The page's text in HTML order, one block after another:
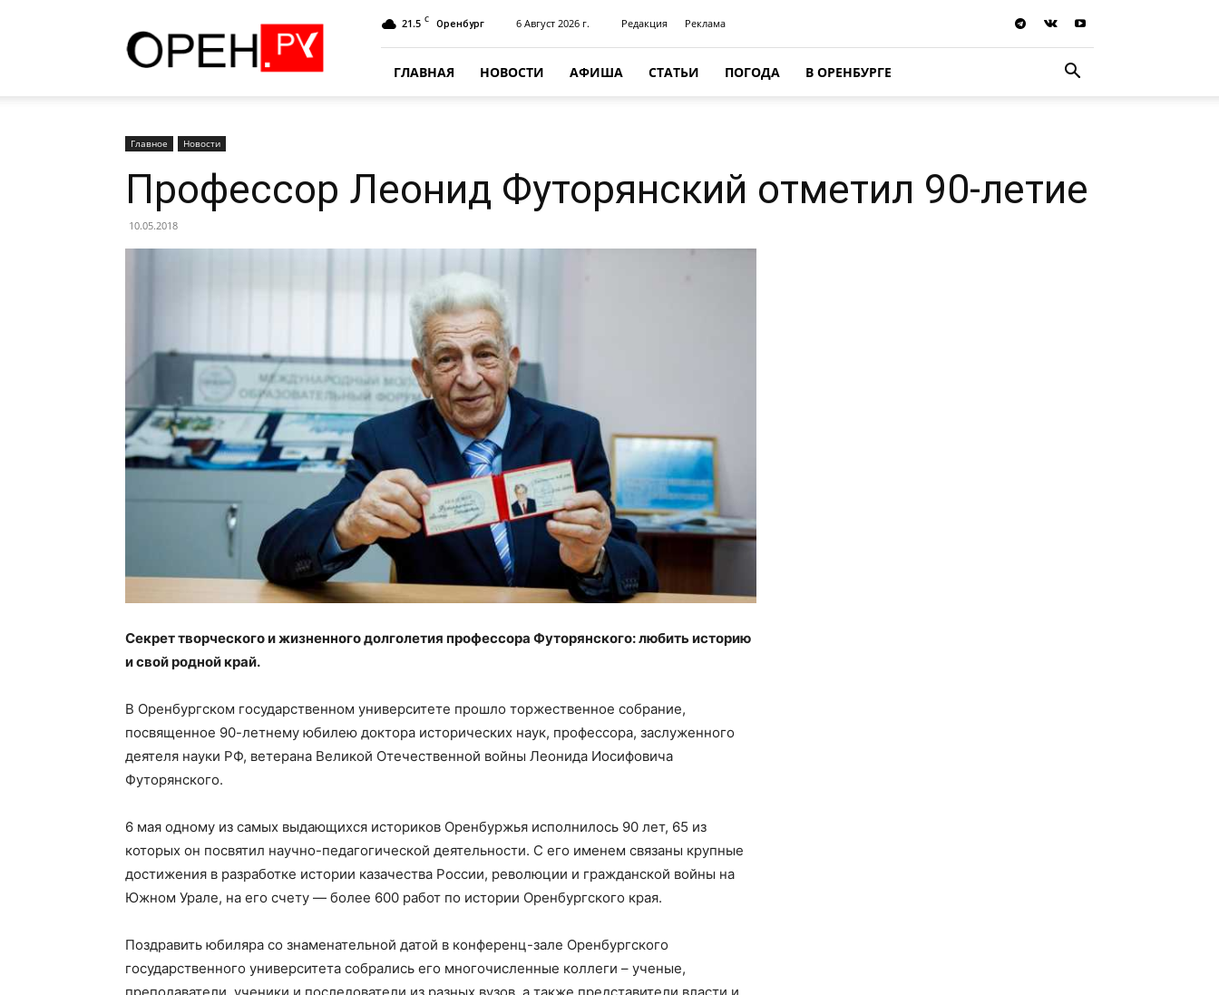
21.5 C Оренбург 6 Август 2026 г. Редакция Реклама
ГЛАВНАЯ НОВОСТИ АФИША СТАТЬИ ПОГОДА В ОРЕНБУРГЕ
Главное Новости
Профессор Леонид Футорянский отметил 90-летие
10.05.2018
Секрет творческого и жизненного долголетия профессора Футорянского: любить историю
и свой родной край.
В Оренбургском государственном университете прошло торжественное собрание,
посвященное 90-летнему юбилею доктора исторических наук, профессора, заслуженного
деятеля науки РФ, ветерана Великой Отечественной войны Леонида Иосифовича
Футорянского.
6 мая одному из самых выдающихся историков Оренбуржья исполнилось 90 лет, 65 из
которых он посвятил научно-педагогической деятельности. С его именем связаны крупные
достижения в разработке истории казачества России, революции и гражданской войны на
Южном Урале, на его счету — более 600 работ по истории Оренбургского края.
Поздравить юбиляра со знаменательной датой в конференц-зале Оренбургского
государственного университета собрались его многочисленные коллеги – ученые,